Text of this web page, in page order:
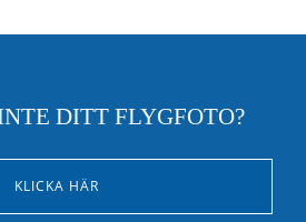
DITT FLYGFOTO?
KLICKA HÄR